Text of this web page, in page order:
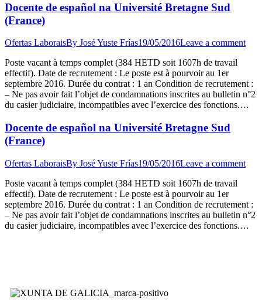
Docente de español na Université Bretagne Sud
(France)
Ofertas LaboraisBy José Yuste Frías19/05/2016Leave a comment
Poste vacant à temps complet (384 HETD soit 1607h de travail
effectif). Date de recrutement : Le poste est à pourvoir au 1er
septembre 2016. Durée du contrat : 1 an Condition de recrutement :
– Ne pas avoir fait l’objet de condamnations inscrites au bulletin n°2
du casier judiciaire, incompatibles avec l’exercice des fonctions.…
Docente de español na Université Bretagne Sud
(France)
Ofertas LaboraisBy José Yuste Frías19/05/2016Leave a comment
Poste vacant à temps complet (384 HETD soit 1607h de travail
effectif). Date de recrutement : Le poste est à pourvoir au 1er
septembre 2016. Durée du contrat : 1 an Condition de recrutement :
– Ne pas avoir fait l’objet de condamnations inscrites au bulletin n°2
du casier judiciaire, incompatibles avec l’exercice des fonctions.…